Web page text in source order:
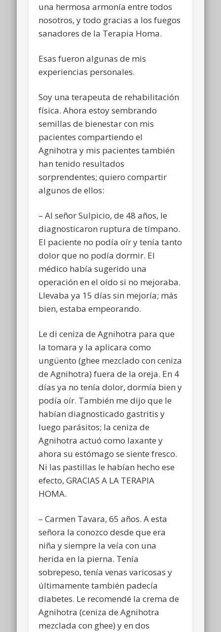
una hermosa armonía entre todos
nosotros, y todo gracias a los fuegos
sanadores de la Terapia Homa.
Esas fueron algunas de mis
experiencias personales.
Soy una terapeuta de rehabilitación
física. Ahora estoy sembrando
semillas de bienestar con mis
pacientes compartiendo el
Agnihotra y mis pacientes también
han tenido resultados
sorprendentes; quiero compartir
algunos de ellos:
– Al señor Sulpicio, de 48 años, le
diagnosticaron ruptura de tímpano.
El paciente no podía oír y tenía tanto
dolor que no podía dormir. El
médico había sugerido una
operación en el oído si no mejoraba.
Llevaba ya 15 días sin mejoría; más
bien, estaba empeorando.
Le di ceniza de Agnihotra para que
la tomara y la aplicara como
ungüento (ghee mezclado con ceniza
de Agnihotra) fuera de la oreja. En 4
días ya no tenía dolor, dormía bien y
podía oír. También me dijo que le
habían diagnosticado gastritis y
luego parásitos; la ceniza de
Agnihotra actuó como laxante y
ahora su estómago se siente fresco.
Ni las pastillas le habían hecho ese
efecto, GRACIAS A LA TERAPIA
HOMA.
– Carmen Tavara, 65 años. A esta
señora la conozco desde que era
niña y siempre la veía con una
herida en la pierna. Tenía
sobrepeso, tenía venas varicosas y
últimamente también padecía
diabetes. Le recomendé la crema de
Agnihotra (ceniza de Agnihotra
mezclada con ghee) y en dos